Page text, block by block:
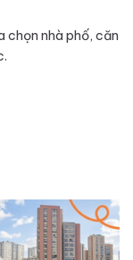
chọn nhà phố, căn